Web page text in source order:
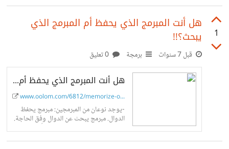
1
هل أنت المبرمج الذي يحفظ أم المبرمج الذي
يبحث؟!!
قبل 7 سنوات برمجة
هل أنت المبرمج الذي يحفظ أم المبرمج الذي يبحث؟
www.oolom.com/6812/memorize-or...
-يوجد نوعان من المبرمجين: مبرمج يحفظ
الدوال. مبرمج يبحث عن الدوال وفق الحاجة.
حتى تستطيع مخاطبة الحاسب فأنت بحاجة